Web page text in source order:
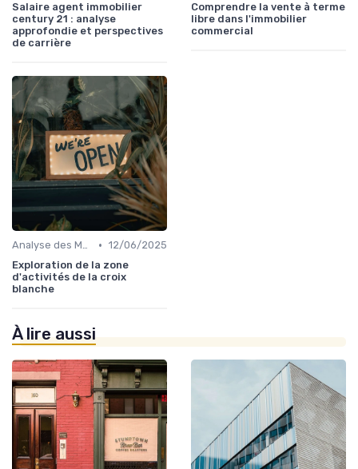
Salaire agent immobilier
century 21 : analyse
approfondie et perspectives
de carrière
Comprendre la vente à terme
libre dans l'immobilier
commercial
Analyse des Marchés Locaux et Globaux • 12/06/2025
Exploration de la zone
d'activités de la croix
blanche
À lire aussi